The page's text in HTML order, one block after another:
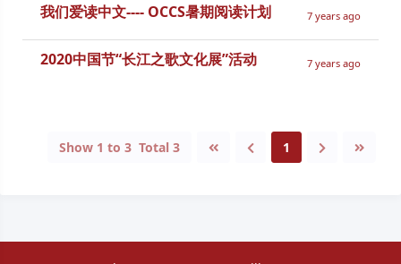
我们爱读中文---- OCCS暑期阅读计划 7 years ago
2020中国节“长江之歌文化展”活动 7 years ago
Show 1 to 3 Total 3 1